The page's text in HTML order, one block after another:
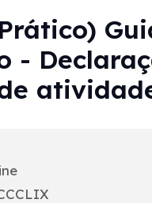
-